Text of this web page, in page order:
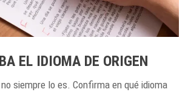
EL IDIOMA DE ORIGEN
siempre lo es. Confirma en qué idioma